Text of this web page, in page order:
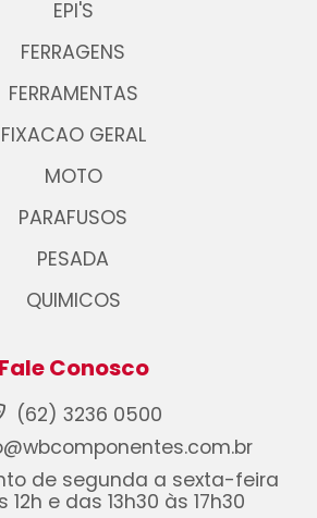
EPI'S
FERRAGENS
FERRAMENTAS
FIXACAO GERAL
MOTO
PARAFUSOS
PESADA
QUIMICOS
Fale Conosco
(62) 3236 0500
de segunda a sexta-feira
e das 13h30 às 17h30